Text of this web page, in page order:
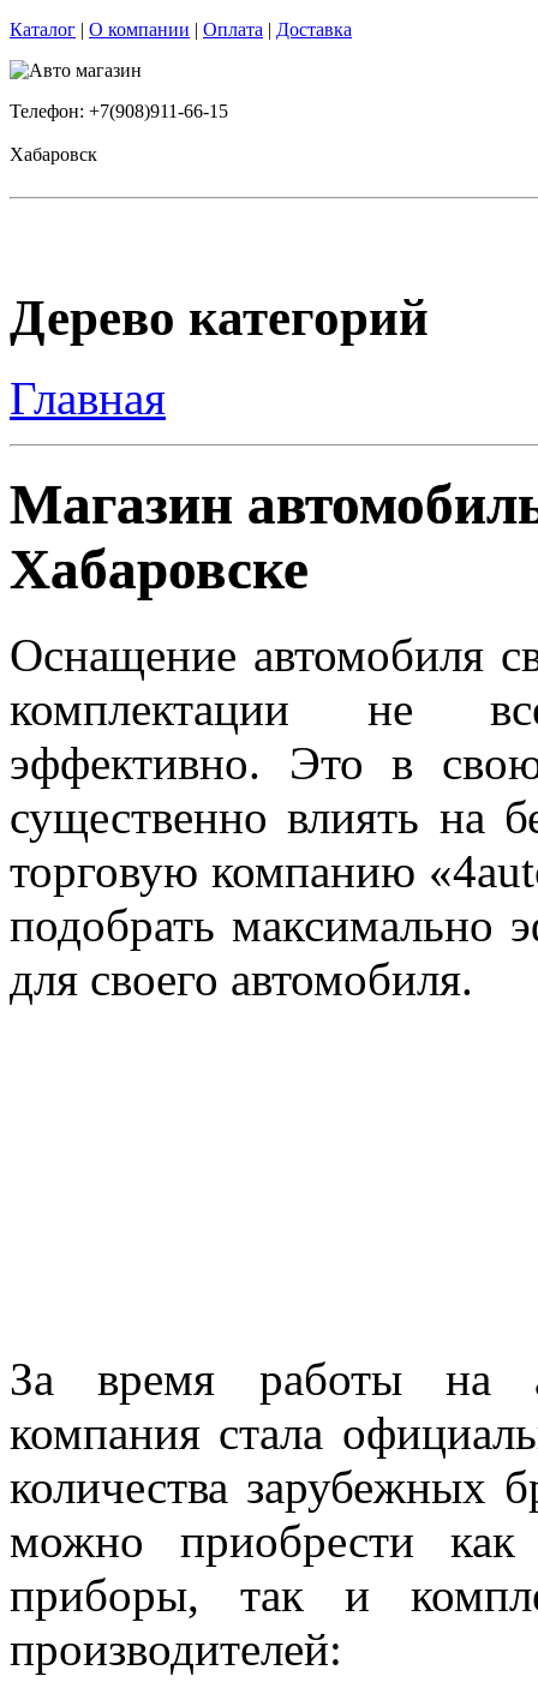
Каталог | О компании | Оплата | Доставка
Телефон: +7(908)911-66-15
Хабаровск
Дерево категорий
Главная
Магазин
Хабаровске
Оснащение автомобиля
комплектации не
эффективно. Это в
существенно влиять на
торговую компанию
подобрать максимально
для своего автомобиля.
За время работы на
компания стала
количества зарубежных
можно приобрести как
приборы, так и
производителей: